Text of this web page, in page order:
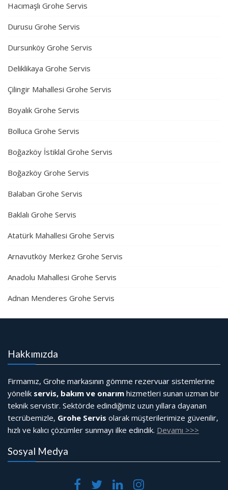
Hacımaşlı Grohe Servis
Durusu Grohe Servis
Dursunköy Grohe Servis
Deliklikaya Grohe Servis
Çilingir Mahallesi Grohe Servis
Boyalık Grohe Servis
Bolluca Grohe Servis
Boğazköy İstiklal Grohe Servis
Boğazköy Grohe Servis
Balaban Grohe Servis
Baklalı Grohe Servis
Atatürk Mahallesi Grohe Servis
Arnavutköy Merkez Grohe Servis
Anadolu Mahallesi Grohe Servis
Adnan Menderes Grohe Servis
Hakkımızda
Firmamız, Grohe markasının gömme rezervuar sistemlerine
yönelik servis, bakım ve onarım hizmetleri sunan uzman bir
teknik servistir. Sektörde edindiğimiz uzun yıllara dayanan
tecrübemizle, Grohe Servis olarak müşterilerimize güvenilir,
hızlı ve kalıcı çözümler sunmayı ilke edindik. Devamı >>>
Sosyal Medya